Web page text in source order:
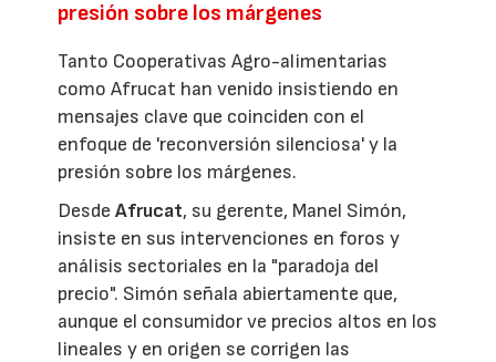
presión sobre los márgenes
Tanto Cooperativas Agro-alimentarias
como Afrucat han venido insistiendo en
mensajes clave que coinciden con el
enfoque de 'reconversión silenciosa' y la
presión sobre los márgenes.
DesdeAfrucat, su gerente, Manel Simón,
insiste en sus intervenciones en foros y
análisis sectoriales en la "paradoja del
precio". Simón señala abiertamente que,
aunque el consumidor ve precios altos en los
lineales y en origen se corrigen las